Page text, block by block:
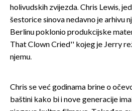
holivudskih zvijezda. Chris Lewis,
šestorice sinova nedavno je arhivu
Berlinu poklonio produkcijske
That Clown Cried'' kojeg je Jerry
njemu.
Chris se već godinama brine o
baštini kako bi i nove generacije